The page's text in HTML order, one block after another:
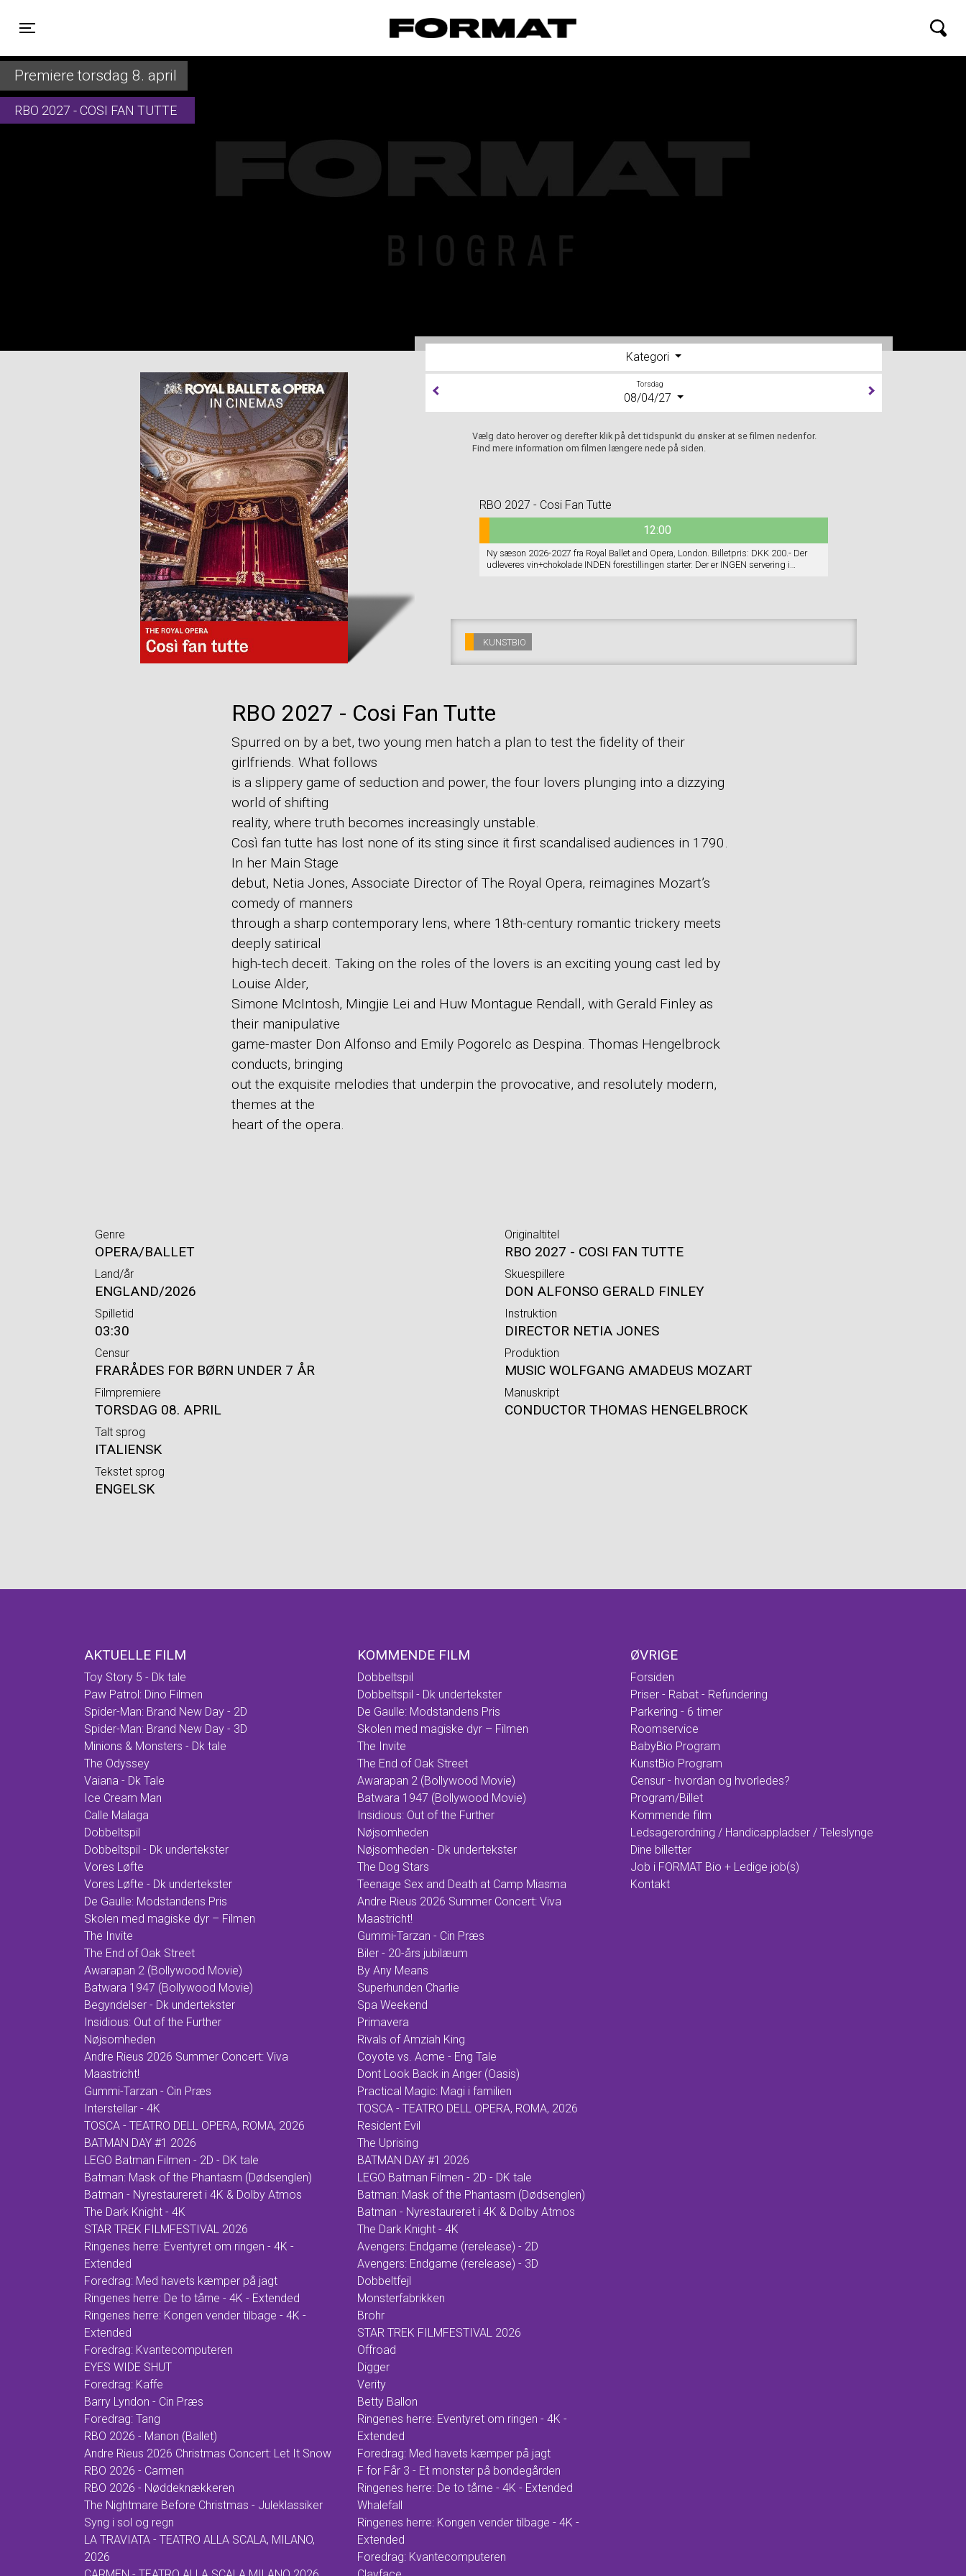
FORMAT Biograf
Premiere torsdag 8. april
RBO 2027 - COSI FAN TUTTE
Kategori
Torsdag
08/04/27
Vælg dato herover og derefter klik på det tidspunkt du ønsker at se filmen nedenfor.
Find mere information om filmen længere nede på siden.
RBO 2027 - Cosi Fan Tutte
12:00
Ny sæson 2026-2027 fra Royal Ballet and Opera, London. Billetpris: DKK 200.- Der
udleveres vin+chokolade INDEN forestillingen starter. Der er INGEN servering i
KUNSTBIO
RBO 2027 - Cosi Fan Tutte
Spurred on by a bet, two young men hatch a plan to test the fidelity of their
girlfriends. What follows
is a slippery game of seduction and power, the four lovers plunging into a dizzying
world of shifting
reality, where truth becomes increasingly unstable.
Così fan tutte has lost none of its sting since it first scandalised audiences in 1790.
In her Main Stage
debut, Netia Jones, Associate Director of The Royal Opera, reimagines Mozart’s
comedy of manners
through a sharp contemporary lens, where 18th-century romantic trickery meets
deeply satirical
high-tech deceit. Taking on the roles of the lovers is an exciting young cast led by
Louise Alder,
Simone McIntosh, Mingjie Lei and Huw Montague Rendall, with Gerald Finley as
their manipulative
game-master Don Alfonso and Emily Pogorelc as Despina. Thomas Hengelbrock
conducts, bringing
out the exquisite melodies that underpin the provocative, and resolutely modern,
themes at the
heart of the opera.
Genre
OPERA/BALLET
Land/år
ENGLAND/2026
Spilletid
03:30
Censur
FRARÅDES FOR BØRN UNDER 7 ÅR
Filmpremiere
TORSDAG 08. APRIL
Talt sprog
ITALIENSK
Tekstet sprog
ENGELSK
Originaltitel
RBO 2027 - COSI FAN TUTTE
Skuespillere
DON ALFONSO GERALD FINLEY
Instruktion
DIRECTOR NETIA JONES
Produktion
MUSIC WOLFGANG AMADEUS MOZART
Manuskript
CONDUCTOR THOMAS HENGELBROCK
AKTUELLE FILM
Toy Story 5 - Dk tale
Paw Patrol: Dino Filmen
Spider-Man: Brand New Day - 2D
Spider-Man: Brand New Day - 3D
Minions & Monsters - Dk tale
The Odyssey
Vaiana - Dk Tale
Ice Cream Man
Calle Malaga
Dobbeltspil
Dobbeltspil - Dk undertekster
Vores Løfte
Vores Løfte - Dk undertekster
De Gaulle: Modstandens Pris
Skolen med magiske dyr – Filmen
The Invite
The End of Oak Street
Awarapan 2 (Bollywood Movie)
Batwara 1947 (Bollywood Movie)
Begyndelser - Dk undertekster
Insidious: Out of the Further
Nøjsomheden
Andre Rieus 2026 Summer Concert: Viva
Maastricht!
Gummi-Tarzan - Cin Præs
Interstellar - 4K
TOSCA - TEATRO DELL OPERA, ROMA, 2026
BATMAN DAY #1 2026
LEGO Batman Filmen - 2D - DK tale
Batman: Mask of the Phantasm (Dødsenglen)
Batman - Nyrestaureret i 4K & Dolby Atmos
The Dark Knight - 4K
STAR TREK FILMFESTIVAL 2026
Ringenes herre: Eventyret om ringen - 4K -
Extended
Foredrag: Med havets kæmper på jagt
Ringenes herre: De to tårne - 4K - Extended
Ringenes herre: Kongen vender tilbage - 4K -
Extended
Foredrag: Kvantecomputeren
EYES WIDE SHUT
Foredrag: Kaffe
Barry Lyndon - Cin Præs
Foredrag: Tang
RBO 2026 - Manon (Ballet)
Andre Rieus 2026 Christmas Concert: Let It Snow
RBO 2026 - Carmen
RBO 2026 - Nøddeknækkeren
The Nightmare Before Christmas - Juleklassiker
Syng i sol og regn
LA TRAVIATA - TEATRO ALLA SCALA, MILANO,
2026
KOMMENDE FILM
Dobbeltspil
Dobbeltspil - Dk undertekster
De Gaulle: Modstandens Pris
Skolen med magiske dyr – Filmen
The Invite
The End of Oak Street
Awarapan 2 (Bollywood Movie)
Batwara 1947 (Bollywood Movie)
Insidious: Out of the Further
Nøjsomheden
Nøjsomheden - Dk undertekster
The Dog Stars
Teenage Sex and Death at Camp Miasma
Andre Rieus 2026 Summer Concert: Viva
Maastricht!
Gummi-Tarzan - Cin Præs
Biler - 20-års jubilæum
By Any Means
Superhunden Charlie
Spa Weekend
Primavera
Rivals of Amziah King
Coyote vs. Acme - Eng Tale
Dont Look Back in Anger (Oasis)
Practical Magic: Magi i familien
TOSCA - TEATRO DELL OPERA, ROMA, 2026
Resident Evil
The Uprising
BATMAN DAY #1 2026
LEGO Batman Filmen - 2D - DK tale
Batman: Mask of the Phantasm (Dødsenglen)
Batman - Nyrestaureret i 4K & Dolby Atmos
The Dark Knight - 4K
Avengers: Endgame (rerelease) - 2D
Avengers: Endgame (rerelease) - 3D
Dobbeltfejl
Monsterfabrikken
Brohr
STAR TREK FILMFESTIVAL 2026
Offroad
Digger
Verity
Betty Ballon
Ringenes herre: Eventyret om ringen - 4K -
Extended
Foredrag: Med havets kæmper på jagt
F for Får 3 - Et monster på bondegården
Ringenes herre: De to tårne - 4K - Extended
Whalefall
Ringenes herre: Kongen vender tilbage - 4K -
Extended
Foredrag: Kvantecomputeren
ØVRIGE
Forsiden
Priser - Rabat - Refundering
Parkering - 6 timer
Roomservice
BabyBio Program
KunstBio Program
Censur - hvordan og hvorledes?
Program/Billet
Kommende film
Ledsagerordning / Handicappladser / Teleslynge
Dine billetter
Job i FORMAT Bio + Ledige job(s)
Kontakt